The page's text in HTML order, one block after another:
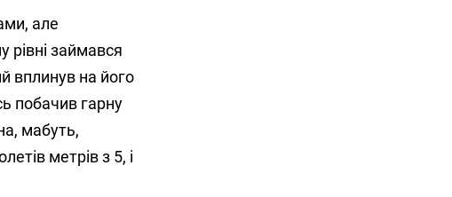
але
рівні займався
вплинув на його
побачив гарну
мабуть,
метрів з 5, і